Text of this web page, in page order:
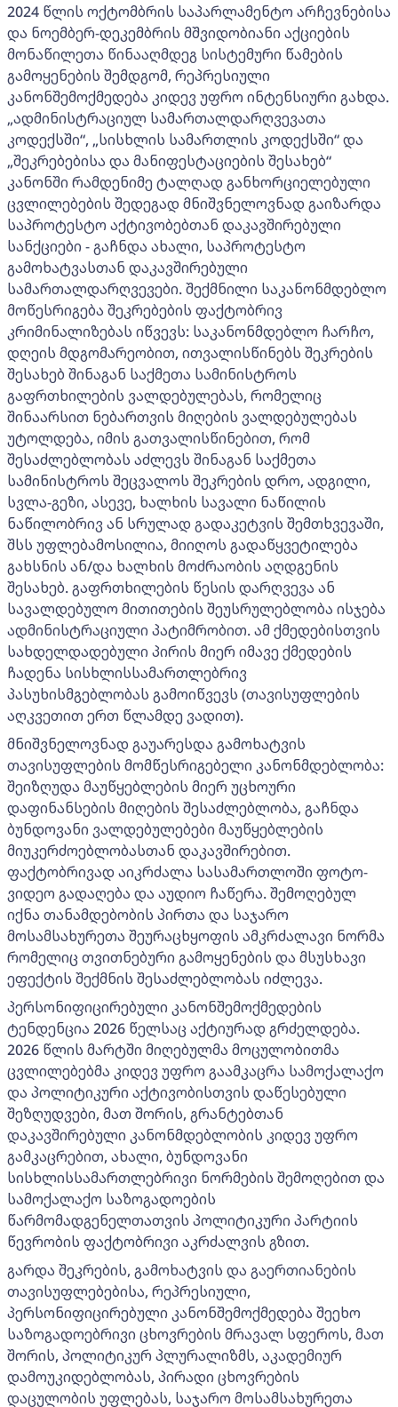
2024 წლის ოქტომბრის საპარლამენტო არჩევნებისა
და ნოემბერ-დეკემბრის მშვიდობიანი აქციების
მონაწილეთა წინააღმდეგ სისტემური წამების
გამოყენების შემდგომ, რეპრესიული
კანონშემოქმედება კიდევ უფრო ინტენსიური გახდა.
„ადმინისტრაციულ სამართალდარღვევათა
კოდექსში“, „სისხლის სამართლის კოდექსში“ და
„შეკრებებისა და მანიფესტაციების შესახებ“
კანონში რამდენიმე ტალღად განხორციელებული
ცვლილებების შედეგად მნიშვნელოვნად გაიზარდა
საპროტესტო აქტივობებთან დაკავშირებული
სანქციები - გაჩნდა ახალი, საპროტესტო
გამოხატვასთან დაკავშირებული
სამართალდარღვევები. შექმნილი საკანონმდებლო
მოწესრიგება შეკრებების ფაქტობრივ
კრიმინალიზებას იწვევს: საკანონმდებლო ჩარჩო,
დღეის მდგომარეობით, ითვალისწინებს შეკრების
შესახებ შინაგან საქმეთა სამინისტროს
გაფრთხილების ვალდებულებას, რომელიც
შინაარსით ნებართვის მიღების ვალდებულებას
უტოლდება, იმის გათვალისწინებით, რომ
შესაძლებლობას აძლევს შინაგან საქმეთა
სამინისტროს შეცვალოს შეკრების დრო, ადგილი,
სვლა-გეზი, ასევე, ხალხის სავალი ნაწილის
ნაწილობრივ ან სრულად გადაკეტვის შემთხვევაში,
შსს უფლებამოსილია, მიიღოს გადაწყვეტილება
გახსნის ან/და ხალხის მოძრაობის აღდგენის
შესახებ. გაფრთხილების წესის დარღვევა ან
სავალდებულო მითითების შეუსრულებლობა ისჯება
ადმინისტრაციული პატიმრობით. ამ ქმედებისთვის
სახდელდადებული პირის მიერ იმავე ქმედების
ჩადენა სისხლისსამართლებრივ
პასუხისმგებლობას გამოიწვევს (თავისუფლების
აღკვეთით ერთ წლამდე ვადით).
მნიშვნელოვნად გაუარესდა გამოხატვის
თავისუფლების მომწესრიგებელი კანონმდებლობა:
შეიზღუდა მაუწყებლების მიერ უცხოური
დაფინანსების მიღების შესაძლებლობა, გაჩნდა
ბუნდოვანი ვალდებულებები მაუწყებლების
მიუკერძოებლობასთან დაკავშირებით.
ფაქტობრივად აიკრძალა სასამართლოში ფოტო-
ვიდეო გადაღება და აუდიო ჩაწერა. შემოღებულ
იქნა თანამდებობის პირთა და საჯარო
მოსამსახურეთა შეურაცხყოფის ამკრძალავი ნორმა
რომელიც თვითნებური გამოყენების და მსუსხავი
ეფექტის შექმნის შესაძლებლობას იძლევა.
პერსონიფიცირებული კანონშემოქმედების
ტენდენცია 2026 წელსაც აქტიურად გრძელდება.
2026 წლის მარტში მიღებულმა მოცულობითმა
ცვლილებებმა კიდევ უფრო გაამკაცრა სამოქალაქო
და პოლიტიკური აქტივობისთვის დაწესებული
შეზღუდვები, მათ შორის, გრანტებთან
დაკავშირებული კანონმდებლობის კიდევ უფრო
გამკაცრებით, ახალი, ბუნდოვანი
სისხლისსამართლებრივი ნორმების შემოღებით და
სამოქალაქო საზოგადოების
წარმომადგენელთათვის პოლიტიკური პარტიის
წევრობის ფაქტობრივი აკრძალვის გზით.
გარდა შეკრების, გამოხატვის და გაერთიანების
თავისუფლებებისა, რეპრესიული,
პერსონიფიცირებული კანონშემოქმედება შეეხო
საზოგადოებრივი ცხოვრების მრავალ სფეროს, მათ
შორის, პოლიტიკურ პლურალიზმს, აკადემიურ
დამოუკიდებლობას, პირადი ცხოვრების
დაცულობის უფლებას, საჯარო მოსამსახურეთა